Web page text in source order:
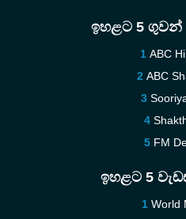
ඉහළට 5 ගුවන්
ABC
ABC
FM
ඉහළට 5
World